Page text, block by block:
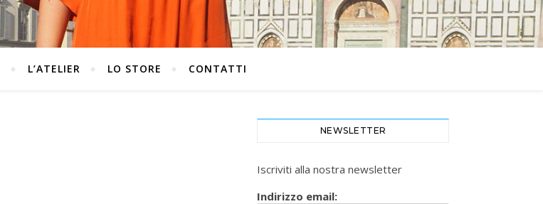
L’ATELIER LO STORE CONTATTI
NEWSLETTER
Iscriviti alla nostra newsletter
Indirizzo email: